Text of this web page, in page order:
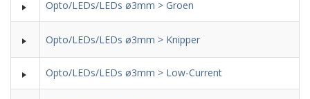
Opto/LEDs/LEDs ø3mm > Groen
Opto/LEDs/LEDs ø3mm > Knipper
Opto/LEDs/LEDs ø3mm > Low-Current